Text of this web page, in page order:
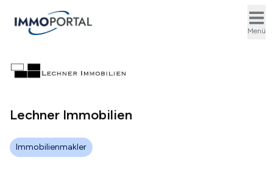
Menü
Lechner Immobilien
Immobilienmakler